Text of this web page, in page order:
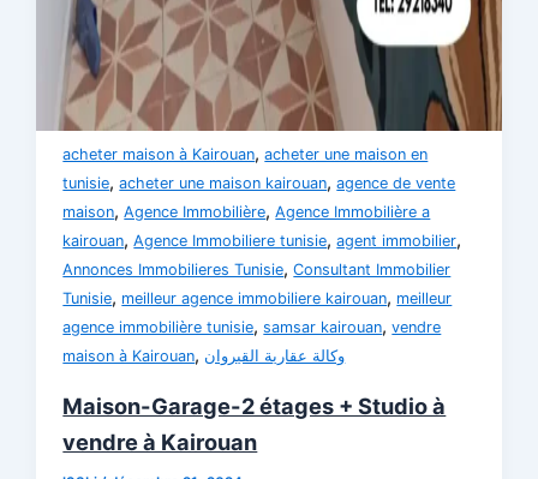
acheter maison à Kairouan,acheter une maison en
tunisie,acheter une maison kairouan,agence de vente
maison,Agence Immobilière,Agence Immobilière a
kairouan,Agence Immobiliere tunisie,agent immobilier,
Annonces Immobilieres Tunisie,Consultant Immobilier
Tunisie, meilleur agence immobiliere kairouan, meilleur
agence immobilière tunisie,samsar kairouan,vendre
maison à Kairouan, وكالة عقارية القيروان
Maison-Garage-2 étages + Studio à
vendre à Kairouan